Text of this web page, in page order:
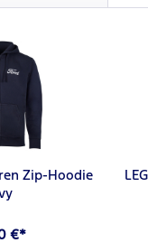
Zip-Hoodie
€*